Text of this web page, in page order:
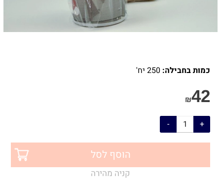
כמות בחבילה:
₪42
הוסף לסל
קניה מהירה